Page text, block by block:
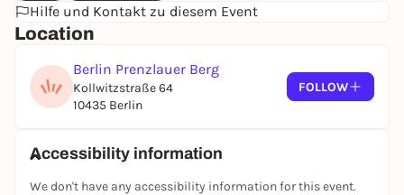
interaktive Tour führt euch von einem geheimen Ort
zum nächsten – voller kleiner Wunder, die Groß und
und los geht's!
Gemeinsam unterwegs
Kinder, für Geschichten und Gespräche. Jeder
Hinweis bringt euch näher zusammen.
Hilfe und Kontakt zu diesem Event
Location
Berlin Prenzlauer Berg
Kollwitzstraße 64
10435 Berlin
FOLLOW
Accessibility information
We don't have any accessibility information for this event.